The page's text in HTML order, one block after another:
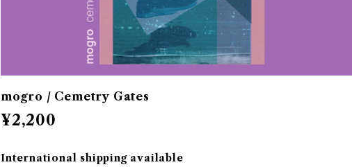
mogro / Cemetry Gates
¥2,200
International shipping available